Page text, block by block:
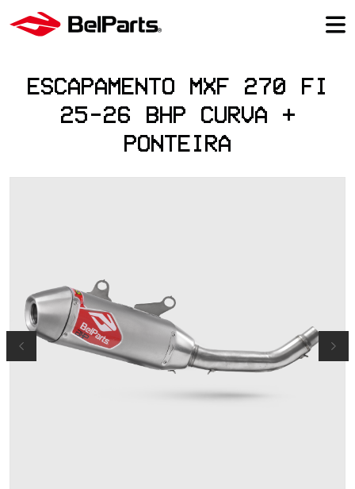
ESCAPAMENTO MXF 270 FI
25-26 BHP CURVA +
PONTEIRA
Previous Next